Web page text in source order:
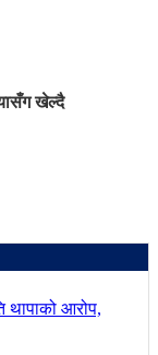
खेल्दै
आरोप,